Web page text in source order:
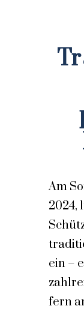
Am
2024,
ein –
fern